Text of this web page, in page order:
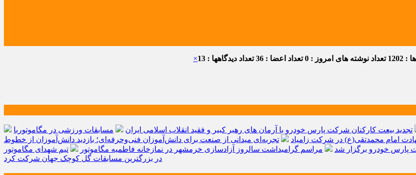
تعداد نوشته های امروز : 0 تعداد اعضا : 36 تعداد دیدگاهها : 13 ×
تجدید بیعت کارکنان شرکت پارس خودرو با آرمان های رهبر کبیر و فقید انقلاب اسلامی ایران
مسابقات ورزشی در مگاموتوربا
امام محمدتقی(ع) در شرکت زامیاد
تجربه‌ای میدانی از صنعت برای دانش‌آموزان فنی‌وحرفه‌ای؛ بازدید دانش‌آموزان از خطوط
پارس خودرو برگزار شد مراسم گرامیداشت سالروز آزادسازی خرمشهر در نمازخانه فاطمیه مگاموتور
تیم شهدای مگاموتور
در بزرگترین مسابقات گل کوچک جهان شرکت کرد